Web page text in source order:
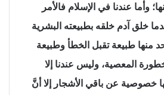
وأما عندنا في الإسلام فالأمر
خلق آدم خلقه بطبيعته البشرية
منها طبيعة تقبل الخطأ وطبيعة
المعصية، وليس عندنا إلا
خصوصية عن باقي الأشجار إلا أنَّ